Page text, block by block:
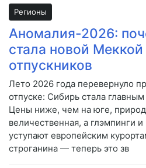
Регионы
Аномалия-2026:
стала новой
отпускников
Лето 2026 года перевернуло
отпуске: Сибирь стала
Цены ниже, чем на юге,
величественная, а глэмпинги
уступают европейским
строганина — теперь это зв